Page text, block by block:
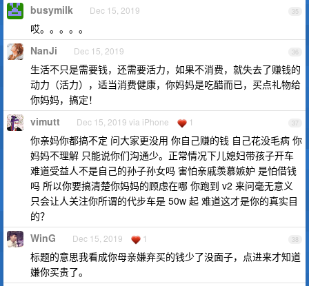
35
busymilk Dec 15, 2019
哎。。。。。
36
NanJi Dec 15, 2019
生活不只是需要钱，还需要活力，如果不消费，就失去了赚钱的
动力（活力），适当消费健康，你妈妈是吃醋而已，买点礼物给
你妈妈，搞定！
37
vimutt Dec 15, 2019 via iPhone 1
你亲妈你都搞不定 问大家更没用 你自己赚的钱 自己花没毛病 你
妈妈不理解 只能说你们沟通少。正常情况下儿媳妇带孩子开车
难道受益人不是自己的孙子孙女吗 害怕亲戚羡慕嫉妒 是怕借钱
吗 所以你要搞清楚你妈妈的顾虑在哪 你跑到 v2 来问毫无意义
只会让人关注你所谓的代步车是 50w 起 难道这才是你的真实目
的？
38
WinG Dec 15, 2019 1
标题的意思我看成你母亲嫌弃买的钱少了没面子，点进来才知道
嫌你买贵了。